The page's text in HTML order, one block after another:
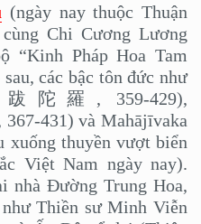
(ngày nay thuộc Thuận
Chi Cương Lương
Pháp Hoa Tam
các bậc tôn đức như
跋陀羅, 359-429),
431) và Mahājīvaka
thuyền vượt biển
Việt Nam ngày nay).
nhà Đường Trung Hoa,
Thiền sư Minh Viễn